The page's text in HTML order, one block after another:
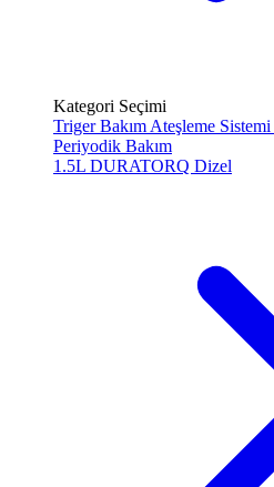
Kategori Seçimi
Triger Bakım Ateşleme Sistemi
Periyodik Bakım
1.5L DURATORQ Dizel